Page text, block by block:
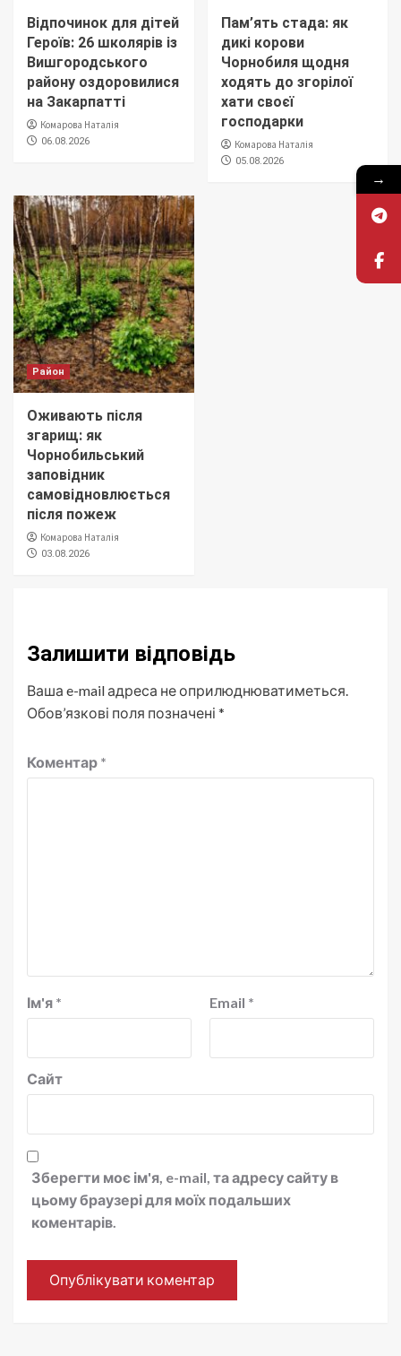
Відпочинок для дітей
Героїв: 26 школярів із
Вишгородського
району оздоровилися
на Закарпатті
Комарова Наталія
06.08.2026
Пам’ять стада: як
дикі корови
Чорнобиля щодня
ходять до згорілої
хати своєї
господарки
Комарова Наталія
05.08.2026
Район
Оживають після
згарищ: як
Чорнобильський
заповідник
самовідновлюється
після пожеж
Комарова Наталія
03.08.2026
Залишити відповідь
Ваша e-mail адреса не оприлюднюватиметься.
Обов’язкові поля позначені *
Коментар *
Ім'я * Email *
Сайт
Зберегти моє ім'я, e-mail, та адресу сайту в
цьому браузері для моїх подальших
коментарів.
→